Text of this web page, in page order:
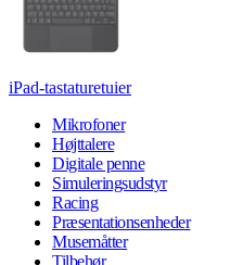
iPad-tastaturetuier
Mikrofoner
Højttalere
Digitale penne
Simuleringsudstyr
Racing
Præsentationsenheder
Musemåtter
Tilbehør